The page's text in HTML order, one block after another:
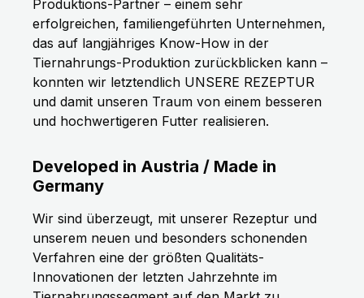
Produktions-Partner – einem sehr
erfolgreichen, familiengeführten Unternehmen,
das auf langjähriges Know-How in der
Tiernahrungs-Produktion zurückblicken kann –
konnten wir letztendlich UNSERE REZEPTUR
und damit unseren Traum von einem besseren
und hochwertigeren Futter realisieren.
Developed in Austria / Made in
Germany
Wir sind überzeugt, mit unserer Rezeptur und
unserem neuen und besonders schonenden
Verfahren eine der größten Qualitäts-
Innovationen der letzten Jahrzehnte im